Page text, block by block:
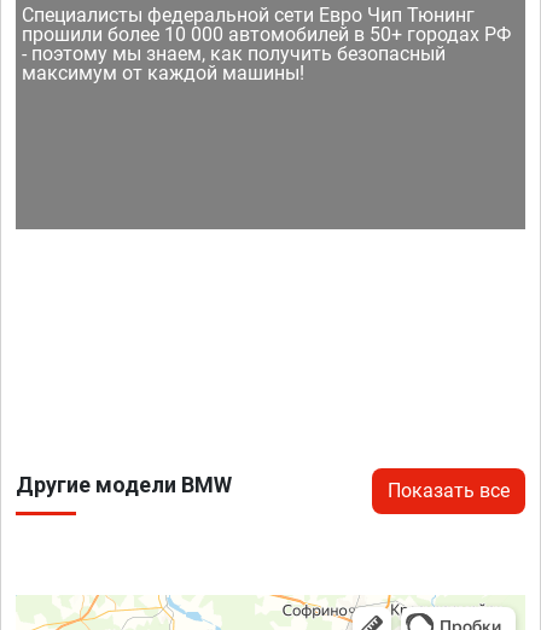
Специалисты федеральной сети Евро Чип Тюнинг
прошили более 10 000 автомобилей в 50+ городах РФ
- поэтому мы знаем, как получить безопасный
максимум от каждой машины!
Другие модели BMW Показать все